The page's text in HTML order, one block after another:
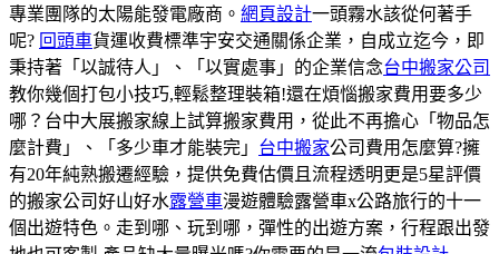
專業團隊的太陽能發電廠商。 網頁設計一頭霧水該從何著手
呢? 回頭車貨運收費標準宇安交通關係企業，自成立迄今，即
秉持著「以誠待人」、「以實處事」的企業信念台中搬家公司
教你幾個打包小技巧,輕鬆整理裝箱!還在煩惱搬家費用要多少
哪？台中大展搬家線上試算搬家費用，從此不再擔心「物品怎
麼計費」、「多少車才能裝完」 台中搬家公司費用怎麼算?擁
有20年純熟搬遷經驗，提供免費估價且流程透明更是5星評價
的搬家公司好山好水露營車漫遊體驗露營車x公路旅行的十一
個出遊特色。走到哪、玩到哪，彈性的出遊方案，行程跟出發